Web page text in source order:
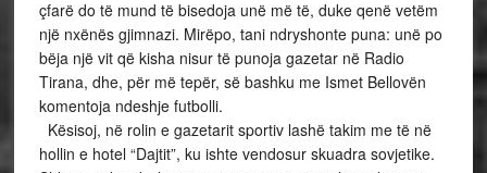
çfarë do të mund të bisedoja unë më të, duke qenë vetëm
një nxënës gjimnazi. Mirëpo, tani ndryshonte puna: unë po
bëja një vit që kisha nisur të punoja gazetar në Radio
Tirana, dhe, për më tepër, së bashku me Ismet Bellovën
komentoja ndeshje futbolli.
Kësisoj, në rolin e gazetarit sportiv lashë takim me të në
hollin e hotel “Dajtit”, ku ishte vendosur skuadra sovjetike.